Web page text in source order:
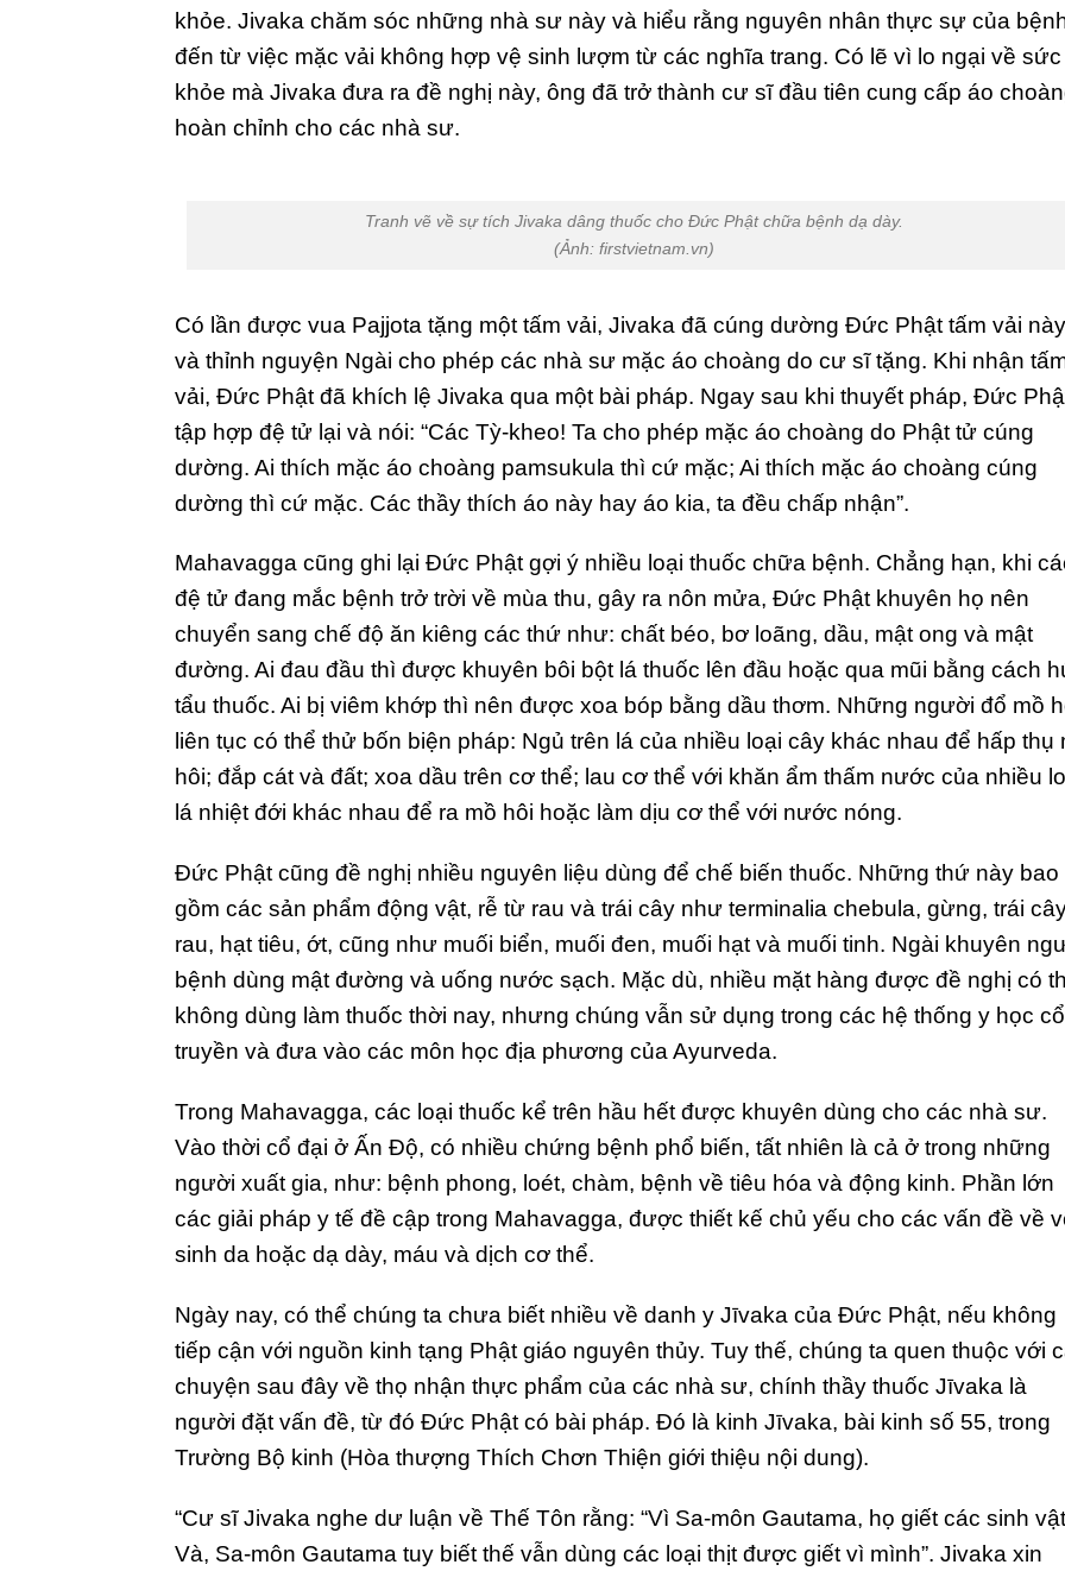
khỏe. Jivaka chăm sóc những nhà sư này và hiểu rằng nguyên nhân thực sự của
đến từ việc mặc vải không hợp vệ sinh lượm từ các nghĩa trang. Có lẽ vì lo ngại về sức
khỏe mà Jivaka đưa ra đề nghị này, ông đã trở thành cư sĩ đầu tiên cung cấp áo
hoàn chỉnh cho các nhà sư.
Tranh vẽ về sự tích Jivaka dâng thuốc cho Đức Phật chữa bệnh dạ dày.
(Ảnh: firstvietnam.vn)
Có lần được vua Pajjota tặng một tấm vải, Jivaka đã cúng dường Đức Phật tấm vải này
và thỉnh nguyện Ngài cho phép các nhà sư mặc áo choàng do cư sĩ tặng. Khi nhận
vải, Đức Phật đã khích lệ Jivaka qua một bài pháp. Ngay sau khi thuyết pháp, Đức
tập hợp đệ tử lại và nói: “Các Tỳ-kheo! Ta cho phép mặc áo choàng do Phật tử cúng
dường. Ai thích mặc áo choàng pamsukula thì cứ mặc; Ai thích mặc áo choàng cúng
dường thì cứ mặc. Các thầy thích áo này hay áo kia, ta đều chấp nhận”.
Mahavagga cũng ghi lại Đức Phật gợi ý nhiều loại thuốc chữa bệnh. Chẳng hạn, khi
đệ tử đang mắc bệnh trở trời về mùa thu, gây ra nôn mửa, Đức Phật khuyên họ nên
chuyển sang chế độ ăn kiêng các thứ như: chất béo, bơ loãng, dầu, mật ong và mật
đường. Ai đau đầu thì được khuyên bôi bột lá thuốc lên đầu hoặc qua mũi bằng cách
tẩu thuốc. Ai bị viêm khớp thì nên được xoa bóp bằng dầu thơm. Những người đổ mồ
liên tục có thể thử bốn biện pháp: Ngủ trên lá của nhiều loại cây khác nhau để hấp thụ
hôi; đắp cát và đất; xoa dầu trên cơ thể; lau cơ thể với khăn ẩm thấm nước của nhiều
lá nhiệt đới khác nhau để ra mồ hôi hoặc làm dịu cơ thể với nước nóng.
Đức Phật cũng đề nghị nhiều nguyên liệu dùng để chế biến thuốc. Những thứ này bao
gồm các sản phẩm động vật, rễ từ rau và trái cây như terminalia chebula, gừng, trái
rau, hạt tiêu, ớt, cũng như muối biển, muối đen, muối hạt và muối tinh. Ngài khuyên
bệnh dùng mật đường và uống nước sạch. Mặc dù, nhiều mặt hàng được đề nghị có
không dùng làm thuốc thời nay, nhưng chúng vẫn sử dụng trong các hệ thống y học cổ
truyền và đưa vào các môn học địa phương của Ayurveda.
Trong Mahavagga, các loại thuốc kể trên hầu hết được khuyên dùng cho các nhà sư.
Vào thời cổ đại ở Ấn Độ, có nhiều chứng bệnh phổ biến, tất nhiên là cả ở trong những
người xuất gia, như: bệnh phong, loét, chàm, bệnh về tiêu hóa và động kinh. Phần lớn
các giải pháp y tế đề cập trong Mahavagga, được thiết kế chủ yếu cho các vấn đề về
sinh da hoặc dạ dày, máu và dịch cơ thể.
Ngày nay, có thể chúng ta chưa biết nhiều về danh y Jīvaka của Đức Phật, nếu không
tiếp cận với nguồn kinh tạng Phật giáo nguyên thủy. Tuy thế, chúng ta quen thuộc với
chuyện sau đây về thọ nhận thực phẩm của các nhà sư, chính thầy thuốc Jīvaka là
người đặt vấn đề, từ đó Đức Phật có bài pháp. Đó là kinh Jīvaka, bài kinh số 55, trong
Trường Bộ kinh (Hòa thượng Thích Chơn Thiện giới thiệu nội dung).
“Cư sĩ Jivaka nghe dư luận về Thế Tôn rằng: “Vì Sa-môn Gautama, họ giết các sinh
Và, Sa-môn Gautama tuy biết thế vẫn dùng các loại thịt được giết vì mình”. Jivaka xin